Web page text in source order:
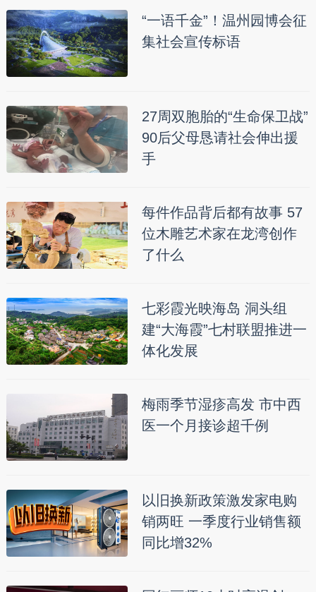
“一语千金”！温州园博会征
集社会宣传标语
27周双胞胎的“生命保卫战”
90后父母恳请社会伸出援
手
每件作品背后都有故事 57
位木雕艺术家在龙湾创作
了什么
七彩霞光映海岛 洞头组
建“大海霞”七村联盟推进一
体化发展
梅雨季节湿疹高发 市中西
医一个月接诊超千例
以旧换新政策激发家电购
销两旺 一季度行业销售额
同比增32%